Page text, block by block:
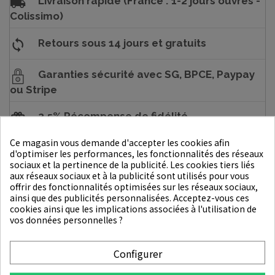
Colissimo)
Retours sous 14 jours et gratuits
Garanties sécurité avec SG, BPCE, Paypay
ou Stripe
2.5% Récompense de fidélité
DESCRIPTION
DÉTAILS DU PRODUIT
Mode d'emploi: Étalez la formule depuis l'intérieur de vos
lèvres.
Précaution d’usage:
Ce magasin vous demande d'accepter les cookies afin
d'optimiser les performances, les fonctionnalités des réseaux
sociaux et la pertinence de la publicité. Les cookies tiers liés
aux réseaux sociaux et à la publicité sont utilisés pour vous
offrir des fonctionnalités optimisées sur les réseaux sociaux,
ainsi que des publicités personnalisées. Acceptez-vous ces
cookies ainsi que les implications associées à l'utilisation de
vos données personnelles ?
Configurer